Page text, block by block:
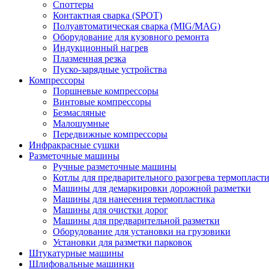
Споттеры
Контактная сварка (SPOT)
Полуавтоматическая сварка (MIG/MAG)
Оборудование для кузовного ремонта
Индукционный нагрев
Плазменная резка
Пуско-зарядные устройства
Компрессоры
Поршневые компрессоры
Винтовые компрессоры
Безмасляные
Малошумные
Передвижные компрессоры
Инфракрасные сушки
Разметочные машины
Ручные разметочные машины
Котлы для предварительного разогрева
Машины для демаркировки дорожной разметки
Машины для нанесения термопластика
Машины для очистки дорог
Машины для предварительной разметки
Оборудование для установки на грузовики
Установки для разметки парковок
Штукатурные машины
Шлифовальные машинки